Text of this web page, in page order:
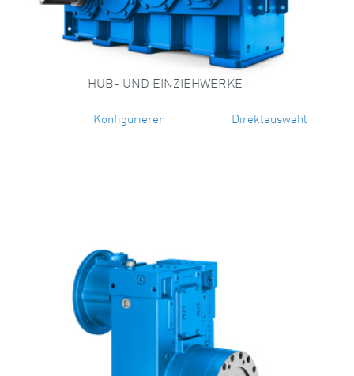
HUB- UND EINZIEHWERKE
Konfigurieren Direktauswahl